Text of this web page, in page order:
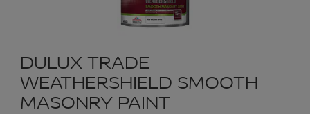
DULUX TRADE
WEATHERSHIELD SMOOTH
MASONRY PAINT